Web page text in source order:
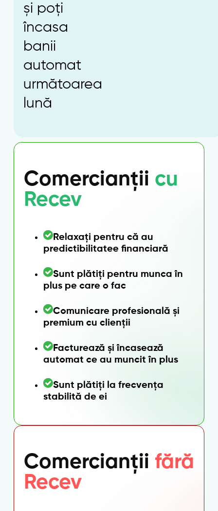
și poți
încasa
banii
automat
următoarea
lună
Comercianții cu
Recev
Relaxați pentru că au
predictibilitatee financiară
Sunt plătiți pentru munca în
plus pe care o fac
Comunicare profesională și
premium cu clienții
Facturează și încasează
automat ce au muncit în plus
Sunt plătiți la frecvența
stabilită de ei
Comercianții fără
Recev